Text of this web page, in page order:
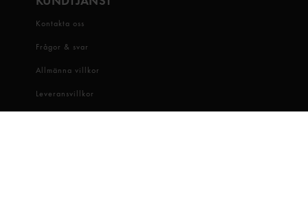
Kontakta oss
Frågor & svar
Allmänna villkor
Leveransvillkor